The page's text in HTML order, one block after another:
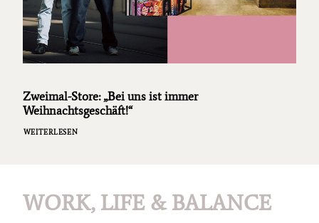
Zweimal-Store: „Bei uns ist immer
Weihnachtsgeschäft!“
WEITERLESEN
WORK, LIFE & BALANCE